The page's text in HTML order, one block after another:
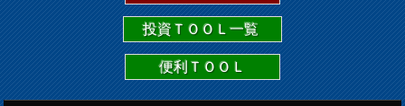
投資ＴＯＯＬ一覧
便利ＴＯＯＬ